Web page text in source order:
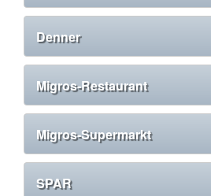
Denner
Migros-Restaurant
Migros-Supermarkt
SPAR